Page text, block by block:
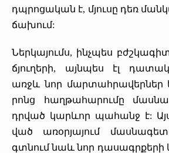
դպրո­ցա­կան է, մյու­սը դեռ
ճա­խում:
Ներկայումս, ինչ­պես
ճյու­ղե­րի, այն­պես էլ
առջև նոր
րոնց հաղ­թա­հա­րու­մը
դրված կար­ևոր պա­հանջ է:
ված ա­ռօր­յա­յում
գտնում նաև նոր դա­սագր­քե­րի